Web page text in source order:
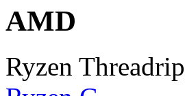
AMD
Ryzen